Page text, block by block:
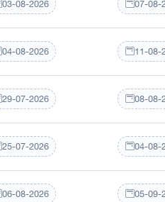
03-08-2026 07-08-
04-08-2026 11-08-
29-07-2026 08-08-
25-07-2026 04-08-
06-08-2026 05-09-